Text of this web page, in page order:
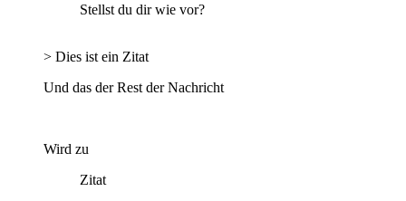
Stellst du dir wie vor?
> Dies ist ein Zitat
Und das der Rest der Nachricht
Wird zu
Zitat